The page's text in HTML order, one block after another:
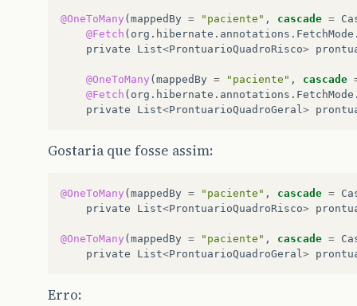
@OneToMany ( mappedBy = "paciente" , cascade =
@Fetch ( org . hibernate . annotations . FetchMode
private
List<ProntuarioQuadroRisco>
@OneToMany ( mappedBy = "paciente" , cascade
@Fetch ( org . hibernate . annotations . FetchMode
private
List<ProntuarioQuadroGeral >
Gostaria que fosse assim:
@OneToMany ( mappedBy = "paciente" , cascade =
private
List<ProntuarioQuadroRisco>
@OneToMany ( mappedBy = "paciente" , cascade =
private
List<ProntuarioQuadroGeral>
Erro: